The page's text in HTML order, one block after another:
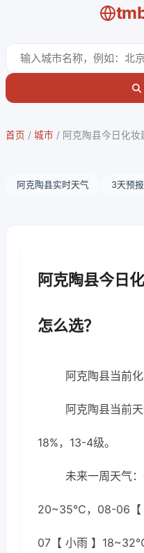
首页 / 城市 / 阿克陶县今日化妆
阿克陶县实时天气 3天预报
阿克陶县今日
怎么选？
阿克陶县当前
阿克陶县当前
18%，13-4级。
未来一周天气
20~35℃，08-06
07【 小雨 】